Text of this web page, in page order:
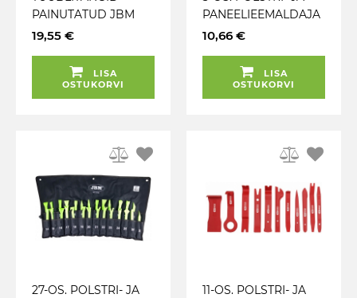
PAINUTATUD JBM
19,55 €
LISA
OSTUKORVI
PANEELIEEMALDAJA
TE KOMPL.
LAPIKUD TRIUMF
10,66 €
LISA
OSTUKORVI
27-OS. POLSTRI- JA
11-OS. POLSTRI- JA